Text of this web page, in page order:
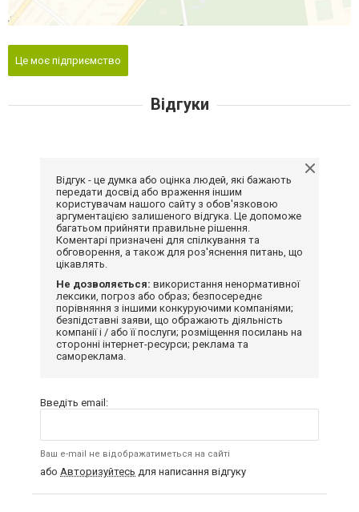
Це моє підприємство
Відгуки
Відгук - це думка або оцінка людей, які бажають
передати досвід або враження іншим
користувачам нашого сайту з обов'язковою
аргументацією залишеного відгука. Це допоможе
багатьом прийняти правильне рішення.
Коментарі призначені для спілкування та
обговорення, а також для роз'яснення питань, що
цікавлять.
Не дозволяється: використання ненормативної
лексики, погроз або образ; безпосереднє
порівняння з іншими конкуруючими компаніями;
безпідставні заяви, що ображають діяльність
компанії і / або її послуги; розміщення посилань на
сторонні інтернет-ресурси; реклама та
самореклама.
Введіть email:
Ваш e-mail не відображатиметься на сайті
або Авторизуйтесь для написання відгуку